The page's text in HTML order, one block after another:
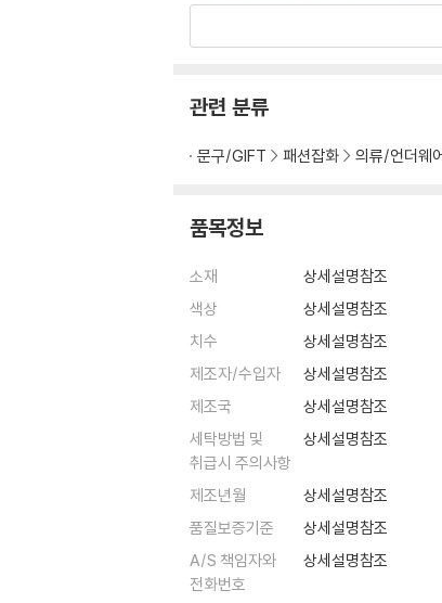
관련 분류
문구/GIFT 패션잡화 의류/언더웨
품목정보
소재
상세설명참조
색상
상세설명참조
치수
상세설명참조
제조자/수입자
상세설명참조
제조국
상세설명참조
세탁방법 및
취급시 주의사항
상세설명참조
제조년월
상세설명참조
품질보증기준
상세설명참조
A/S 책임자와
전화번호
상세설명참조